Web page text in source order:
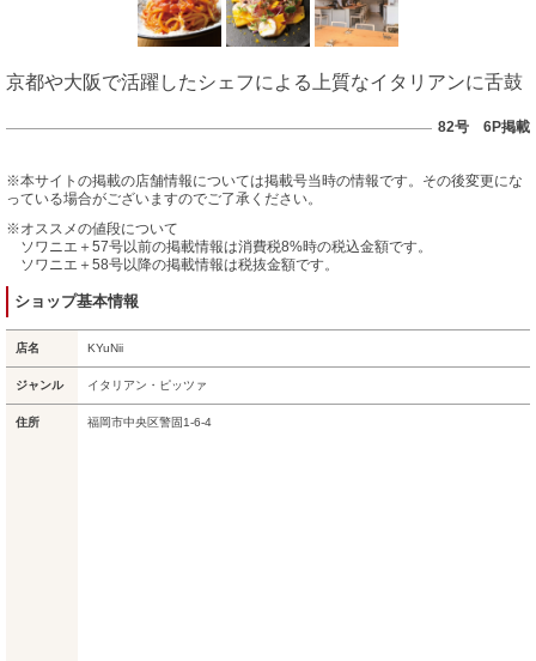
京都や大阪で活躍したシェフによる上質なイタリアンに舌鼓
82号 6P掲載
※本サイトの掲載の店舗情報については掲載号当時の情報です。その後変更にな
っている場合がございますのでご了承ください。
※オススメの値段について
ソワニエ＋57号以前の掲載情報は消費税8%時の税込金額です。
ソワニエ＋58号以降の掲載情報は税抜金額です。
ショップ基本情報
店名 KYuNii
ジャンル イタリアン・ピッツァ
住所 福岡市中央区警固1-6-4